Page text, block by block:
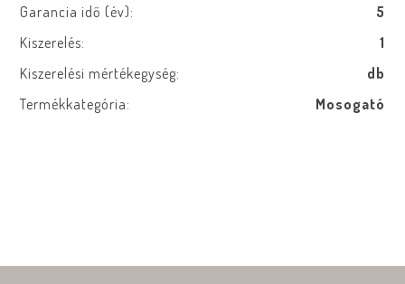
Garancia idő (év):
5
Kiszerelés:
1
Kiszerelési mértékegység:
db
Termékkategória:
Mosogató